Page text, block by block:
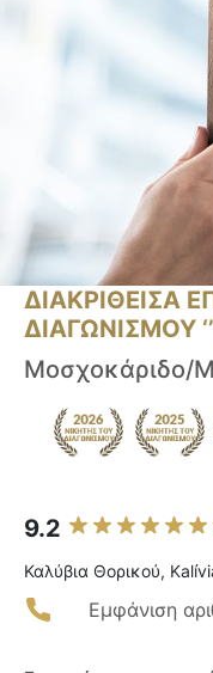
ΔΙΑΚΡΙΘΕΙΣΑ
ΔΙΑΓΩΝΙΣΜΟΥ ‘’
Μοσχοκάριδο/
9.2
Καλύβια Θορικού,
Εμφάνιση